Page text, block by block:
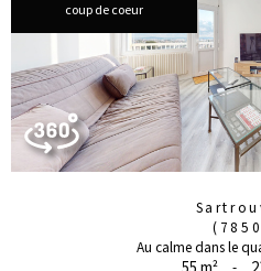
coup de coeur
Au calme dans le
-